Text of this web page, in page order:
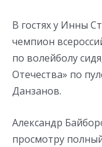
В гостях у Инны
чемпион
по волейболу
Отечества» по
Данзанов.
Александр
просмотру